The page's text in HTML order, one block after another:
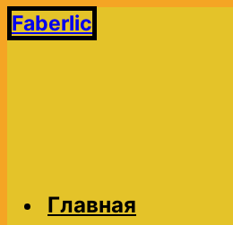
Перейти
Faberlic
Главная